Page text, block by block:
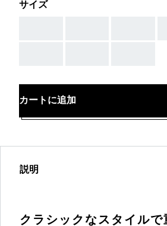
サイズ
カートに追加
説明
クラシックなスタイルで